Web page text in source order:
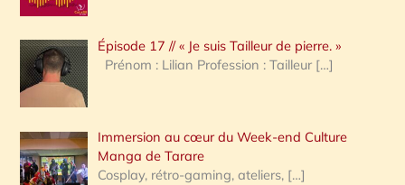
c
h
e
:
Épisode 17 // « Je suis Tailleur de pierre. »
Prénom : Lilian Profession : Tailleur […]
Immersion au cœur du Week-end Culture
Manga de Tarare
Cosplay, rétro-gaming, ateliers, […]